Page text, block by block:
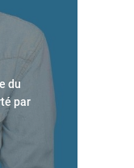
du
par